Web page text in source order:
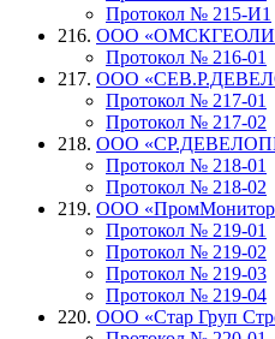
Протокол № 215-И1
216. ООО
Протокол № 216-01
217. ООО
Протокол № 217-01
Протокол № 217-02
218. ООО
Протокол № 218-01
Протокол № 218-02
219. ООО
Протокол № 219-01
Протокол № 219-02
Протокол № 219-03
Протокол № 219-04
220. ООО «Стар Груп